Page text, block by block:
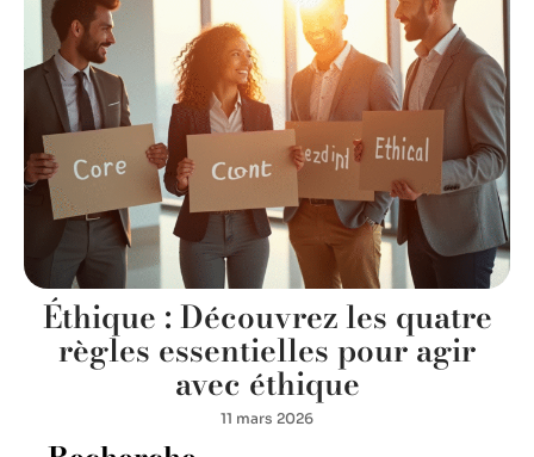
Éthique : Découvrez les quatre
règles essentielles pour agir
avec éthique
11 mars 2026